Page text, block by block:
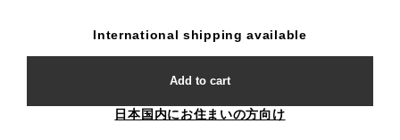
International shipping available
Add to cart
日本国内にお住まいの方向け